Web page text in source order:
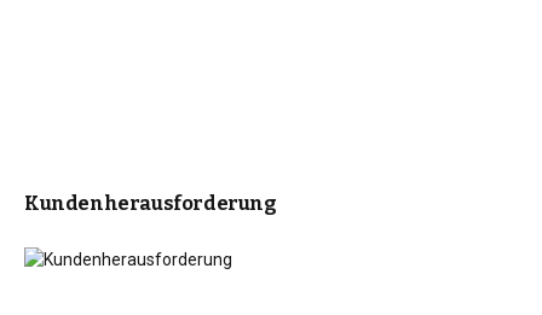
Kundenherausforderung